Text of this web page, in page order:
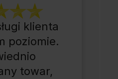
klienta
poziomie.
towar,